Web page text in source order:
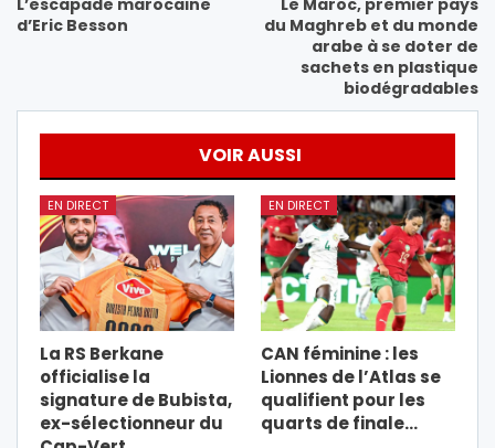
d’Eric Besson
du Maghreb et du monde
arabe à se doter de
sachets en plastique
biodégradables
VOIR AUSSI
EN DIRECT
La RS Berkane
officialise la
signature de Bubista,
ex-sélectionneur du
EN DIRECT
CAN féminine : les
Lionnes de l’Atlas se
qualifient pour les
quarts de finale…